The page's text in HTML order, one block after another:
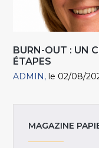
BURN-OUT : UN
ÉTAPES
ADMIN le 02/08/
MAGAZINE